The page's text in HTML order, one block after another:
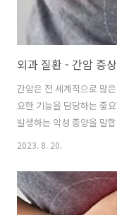
외과 질환 - 간암 증
간암은 전 세계적으로 많
요한 기능을 담당하는 중
발생하는 악성 종양을 말
의 질환이 있을때 발생할
없을 수도 있습니다. 그러
날 수 있습니다. 체중 감소
로와 함께 쓰러짐 진단과
2023. 8. 20.